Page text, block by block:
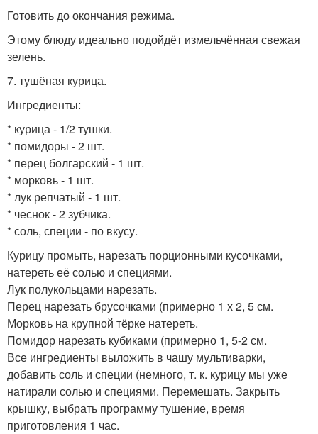
Готовить до окончания режима.
Этому блюду идеально подойдёт измельчённая свежая
зелень.
7. тушёная курица.
Ингредиенты:
* курица - 1/2 тушки.
* помидоры - 2 шт.
* перец болгарский - 1 шт.
* морковь - 1 шт.
* лук репчатый - 1 шт.
* чеснок - 2 зубчика.
* соль, специи - по вкусу.
Курицу промыть, нарезать порционными кусочками,
натереть её солью и специями.
Лук полукольцами нарезать.
Перец нарезать брусочками (примерно 1 х 2, 5 см.
Морковь на крупной тёрке натереть.
Помидор нарезать кубиками (примерно 1, 5-2 см.
Все ингредиенты выложить в чашу мультиварки,
добавить соль и специи (немного, т. к. курицу мы уже
натирали солью и специями. Перемешать. Закрыть
крышку, выбрать программу тушение, время
приготовления 1 час.